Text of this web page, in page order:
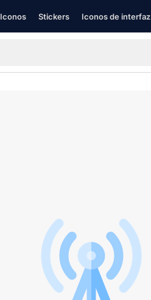
Iconos Stickers Iconos de interfaz